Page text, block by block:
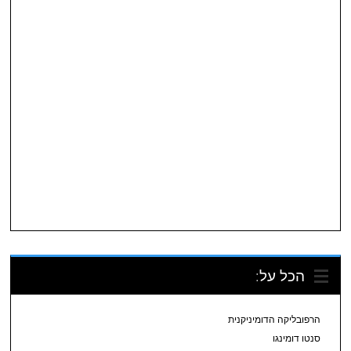
הכל על:
הרפובליקה הדומיניקנית
סנטו דומינגו